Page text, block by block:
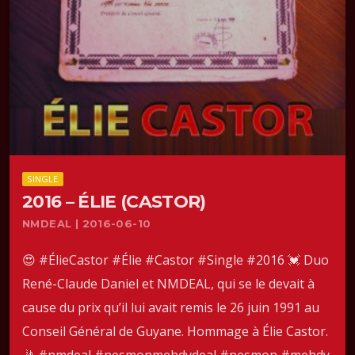
SINGLE
2016 – ÉLIE (CASTOR)
NMDEAL | 2016-06-10
😍 #ÉlieCastor #Élie #Castor #Single #2016 💓 Duo
René-Claude Daniel et NMDEAL, qui se le devait à
cause du prix qu’il lui avait remis le 26 juin 1991 au
Conseil Général de Guyane. Hommage à Élie Castor.